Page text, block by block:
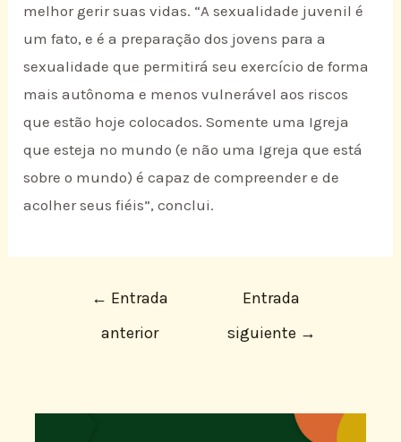
melhor gerir suas vidas. “A sexualidade juvenil é
um fato, e é a preparação dos jovens para a
sexualidade que permitirá seu exercício de forma
mais autônoma e menos vulnerável aos riscos
que estão hoje colocados. Somente uma Igreja
que esteja no mundo (e não uma Igreja que está
sobre o mundo) é capaz de compreender e de
acolher seus fiéis”, conclui.
← Entrada
anterior
Entrada
siguiente →